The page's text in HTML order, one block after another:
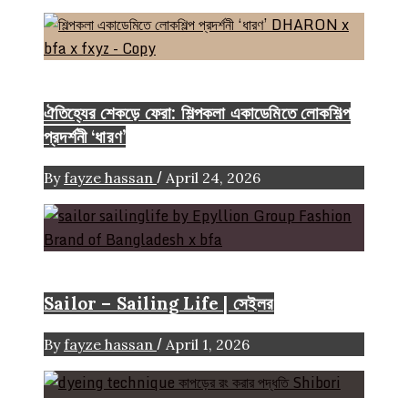
ঐতিহ্যের শেকড়ে ফেরা: শিল্পকলা একাডেমিতে লোকশিল্প
প্রদর্শনী ‘ধারণ’
By fayze hassan / April 24, 2026
Sailor – Sailing Life | সেইলর
By fayze hassan / April 1, 2026